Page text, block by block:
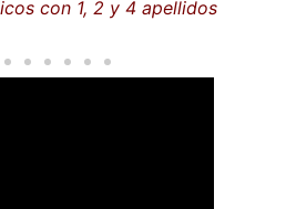
con 2 apellidos y